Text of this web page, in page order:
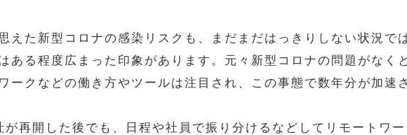
えた新型コロナの感染リスクも、まだまだはっきりしない状況で
ある程度広まった印象があります。元々新型コロナの問題がな
ークなどの働き方やツールは注目され、この事態で数年分が加速
が再開した後でも、日程や社員で振り分けるなどしてリモートワ